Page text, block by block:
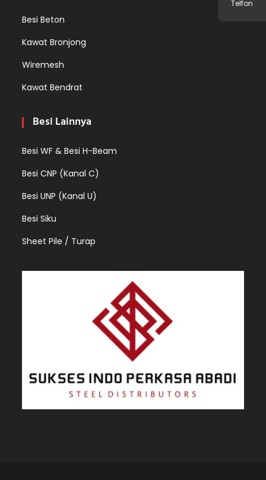
Besi Beton
Kawat Bronjong
Wiremesh
Kawat Bendrat
Besi Lainnya
Besi WF & Besi H-Beam
Besi CNP (Kanal C)
Besi UNP (Kanal U)
Besi Siku
Sheet Pile / Turap
Telfon